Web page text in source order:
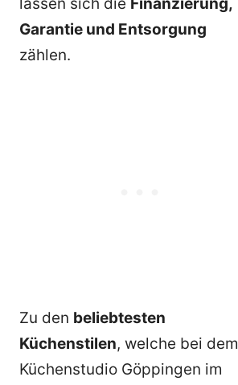
Garantie und Entsorgung
zählen.
Zu den beliebtesten
Küchenstilen, welche bei dem
Küchenstudio Göppingen im